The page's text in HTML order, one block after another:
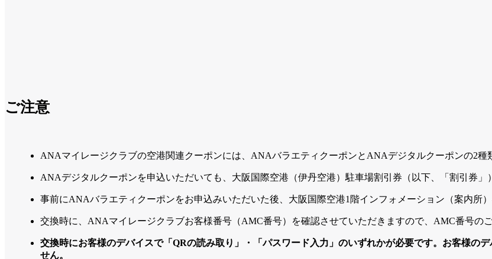
ご注意
ANAマイレージクラブの空港関連クーポンには、ANAバラエティクーポンとANAデジタルクーポンの2種
ANAデジタルクーポンを申込いただいても、大阪国際空港（伊丹空港）駐車場割引券（以下、「割引券」
事前にANAバラエティクーポンをお申込みいただいた後、大阪国際空港1階インフォメーション（案内所）
交換時に、ANAマイレージクラブお客様番号（AMC番号）を確認させていただきますので、AMC番号の
交換時にお客様のデバイスで「QRの読み取り」・「パスワード入力」のいずれかが必要です。お客様の
せん。